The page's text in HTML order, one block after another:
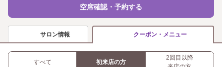
空席確認・予約する
サロン情報 クーポン・メニュー
すべて 初来店の方
2回目以降